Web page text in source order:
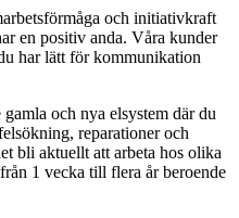
och initiativkraft
en positiv anda. Våra kunder
har lätt för kommunikation
och nya elsystem där du
reparationer och
bli aktuellt att arbeta hos olika
1 vecka till flera år beroende